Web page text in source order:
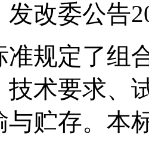
发改委公告
准规定了组
技术要求、
与贮存。本